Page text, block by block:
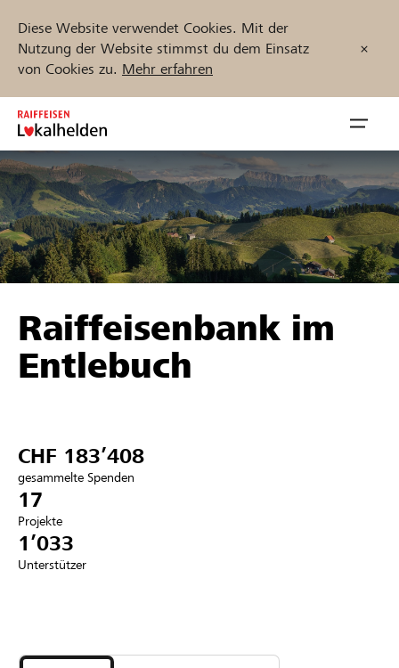
Diese Website verwendet Cookies. Mit der
Nutzung der Website stimmst du dem Einsatz
von Cookies zu. Mehr erfahren
Zum
Inhalt
springen
öffnen
Unterstützen
Hilfe & Support
Anmelden
Projekte und Organisationen finden
Jetzt starten
DE FR IT
Raiffeisenbank im
Entlebuch
CHF 183’408
gesammelte Spenden
17
Projekte
1’033
Unterstützer
Projekte